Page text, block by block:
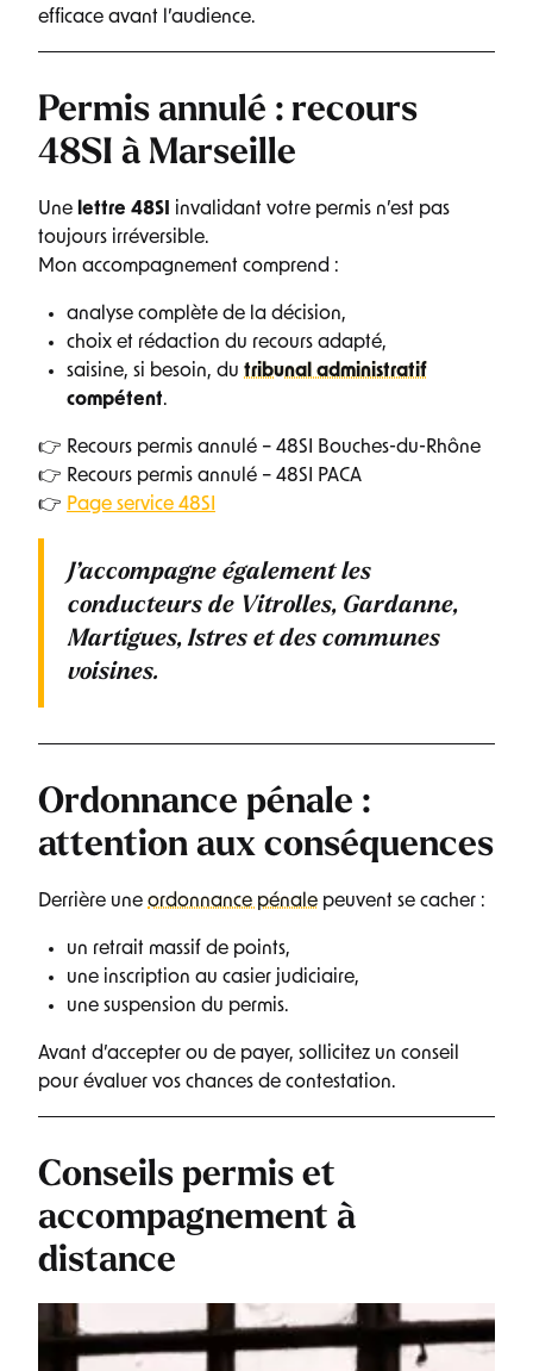
efficace avant l’audience.
Permis annulé : recours
48SI à Marseille
Une lettre 48SI
invalidant votre permis n’est pas
toujours irréversible.
Mon accompagnement comprend :
analyse complète de la décision,
choix et rédaction du recours adapté,
saisine, si besoin, du tribunal administratif
compétent.
👉 Recours permis annulé – 48SI Bouches-du-Rhône
👉 Recours permis annulé – 48SI PACA
👉 Page service 48SI
J’accompagne également les
conducteurs de Vitrolles, Gardanne,
Martigues, Istres et des communes
voisines.
Ordonnance pénale :
attention aux conséquences
Derrière une ordonnance pénale peuvent se cacher :
un retrait massif de points,
une inscription au casier judiciaire,
une suspension du permis.
Avant d’accepter ou de payer, sollicitez un conseil
pour évaluer vos chances de contestation.
Conseils permis et
accompagnement à
distance